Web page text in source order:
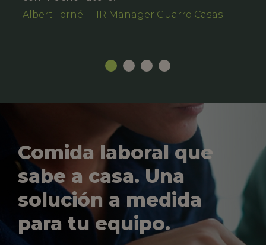
Albert Torné - HR Manager Guarro Casas
Comida laboral que
sabe a casa. Una
solución a medida
para tu equipo.